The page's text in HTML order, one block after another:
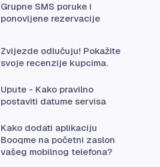
Grupne SMS poruke i
ponovljene rezervacije
Zvijezde odlučuju! Pokažite
svoje recenzije kupcima.
Upute - Kako pravilno
postaviti datume servisa
Kako dodati aplikaciju
Booqme na početni zaslon
vašeg mobilnog telefona?